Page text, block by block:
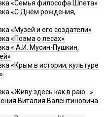
«Семья философа Шпета»
«С Днём рождения,
«Музей и его создатели»
«Поэма о лесах»
« А.И. Мусин-Пушкин,
«Крым в истории, культуре
«Живу здесь как в раю…»:
Виталия Валентиновича